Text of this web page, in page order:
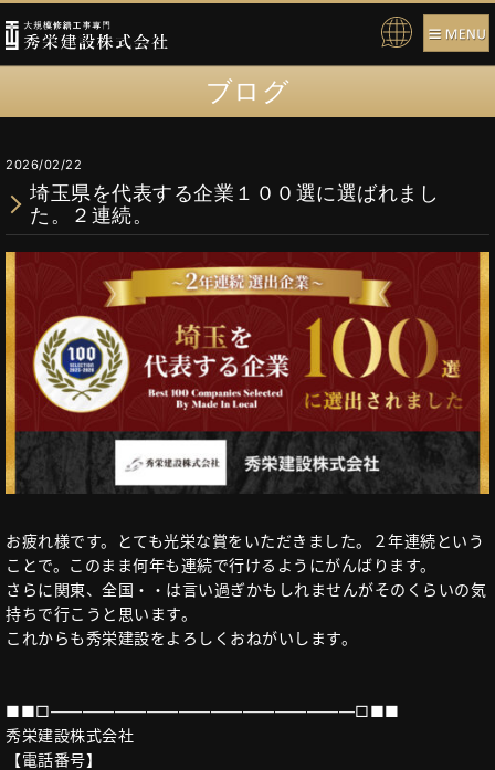
ブログ
2026/02/22
埼玉県を代表する企業１００選に選ばれまし
た。２連続。
お疲れ様です。とても光栄な賞をいただきました。２年連続という
ことで。このまま何年も連続で行けるようにがんばります。
さらに関東、全国・・は言い過ぎかもしれませんがそのくらいの気
持ちで行こうと思います。
これからも秀栄建設をよろしくおねがいします。
■■□―――――――――――――――――――□■■
秀栄建設株式会社
【電話番号】